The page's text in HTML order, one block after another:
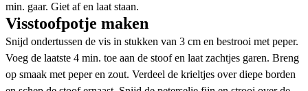
min. gaar. Giet af en laat staan.
Visstoofpotje maken
Snijd ondertussen de vis in stukken van 3 cm en bestrooi met peper.
Voeg de laatste 4 min. toe aan de stoof en laat zachtjes garen. Breng
op smaak met peper en zout. Verdeel de krieltjes over diepe borden